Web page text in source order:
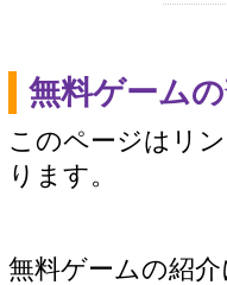
無料ゲーム
このページはリ
ります。
無料ゲームの紹